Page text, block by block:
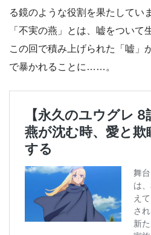
る鏡のような役割を果たしてい
「不実の燕」とは、嘘をついて
この回で積み上げられた「嘘」
で暴かれることに……。